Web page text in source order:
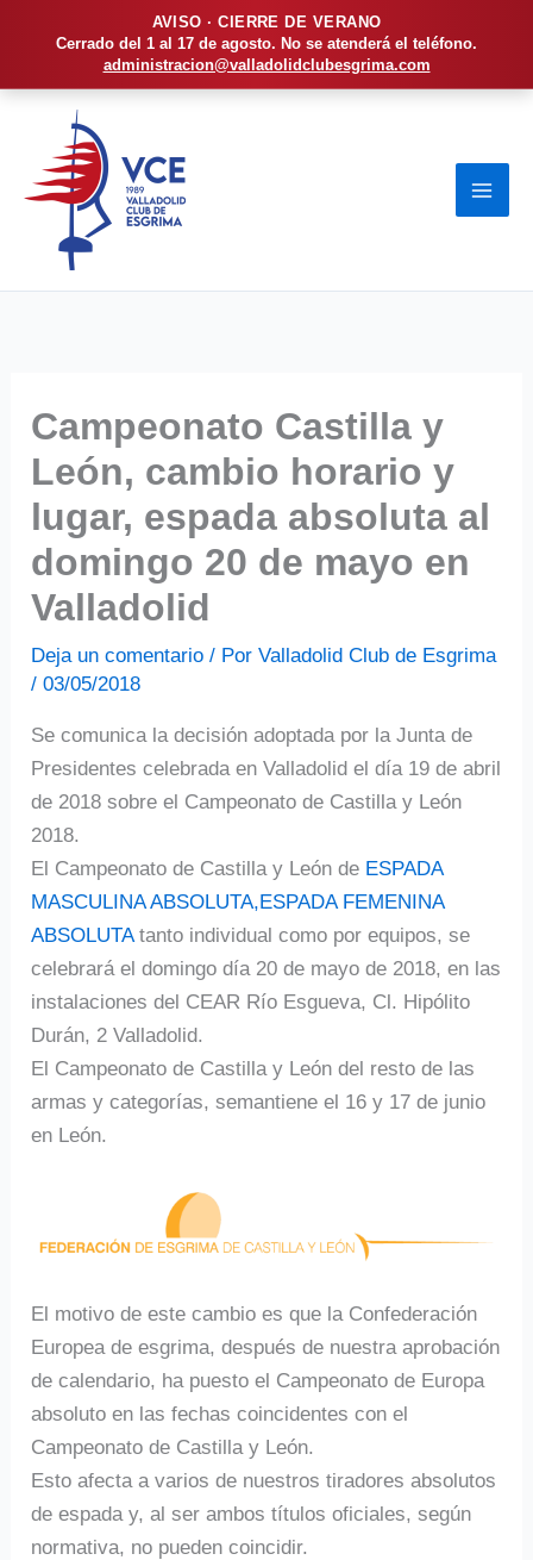
AVISO · CIERRE DE VERANO
Cerrado del 1 al 17 de agosto. No se atenderá el teléfono.
administracion@valladolidclubesgrima.com
contenido
Campeonato Castilla y
León, cambio horario y
lugar, espada absoluta al
domingo 20 de mayo en
Valladolid
Deja un comentario / PorValladolid Club de Esgrima
/03/05/2018
Se comunica la decisión adoptada por la Junta de
Presidentes celebrada en Valladolid el día 19 de abril
de 2018 sobre el Campeonato de Castilla y León
2018.
El Campeonato de Castilla y León de ESPADA
MASCULINA ABSOLUTA,ESPADA FEMENINA
ABSOLUTAtanto individual como por equipos, se
celebrará el domingo día 20 de mayo de 2018, en las
instalaciones del CEAR Río Esgueva, Cl. Hipólito
Durán, 2 Valladolid.
El Campeonato de Castilla y León del resto de las
armas y categorías, semantiene el 16 y 17 de junio
en León.
El motivo de este cambio es que la Confederación
Europea de esgrima, después de nuestra aprobación
de calendario, ha puesto el Campeonato de Europa
absoluto en las fechas coincidentes con el
Campeonato de Castilla y León.
Esto afecta a varios de nuestros tiradores absolutos
de espada y, al ser ambos títulos oficiales, según
normativa, no pueden coincidir.